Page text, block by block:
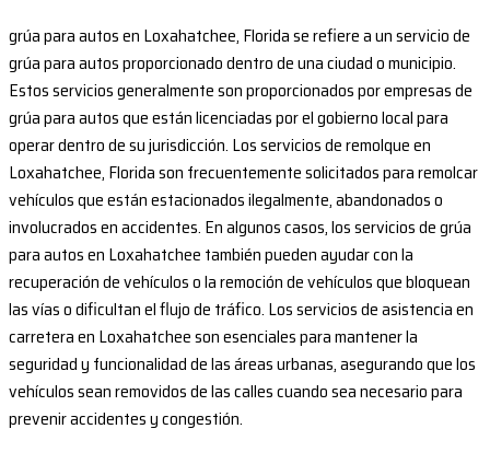
grúa para autos en Loxahatchee, Florida se refiere a un servicio de
grúa para autos proporcionado dentro de una ciudad o municipio.
Estos servicios generalmente son proporcionados por empresas de
grúa para autos que están licenciadas por el gobierno local para
operar dentro de su jurisdicción. Los servicios de remolque en
Loxahatchee, Florida son frecuentemente solicitados para remolcar
vehículos que están estacionados ilegalmente, abandonados o
involucrados en accidentes. En algunos casos, los servicios de grúa
para autos en Loxahatchee también pueden ayudar con la
recuperación de vehículos o la remoción de vehículos que bloquean
las vías o dificultan el flujo de tráfico. Los servicios de asistencia en
carretera en Loxahatchee son esenciales para mantener la
seguridad y funcionalidad de las áreas urbanas, asegurando que los
vehículos sean removidos de las calles cuando sea necesario para
prevenir accidentes y congestión.